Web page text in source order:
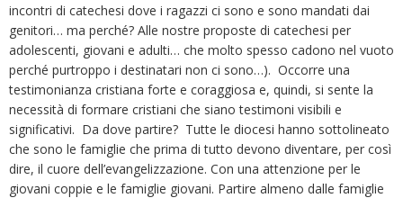
incontri di catechesi dove i ragazzi ci sono e sono mandati dai
genitori… ma perché? Alle nostre proposte di catechesi per
adolescenti, giovani e adulti… che molto spesso cadono nel vuoto
perché purtroppo i destinatari non ci sono…). Occorre una
testimonianza cristiana forte e coraggiosa e, quindi, si sente la
necessità di formare cristiani che siano testimoni visibili e
significativi. Da dove partire? Tutte le diocesi hanno sottolineato
che sono le famiglie che prima di tutto devono diventare, per così
dire, il cuore dell’evangelizzazione. Con una attenzione per le
giovani coppie e le famiglie giovani. Partire almeno dalle famiglie